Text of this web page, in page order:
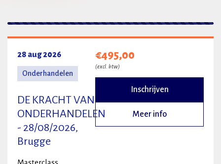
28 aug 2026
Onderhandelen
DE KRACHT VAN
ONDERHANDELEN
- 28/08/2026,
Brugge
€495,00
(excl. btw)
Inschrijven
Meer info